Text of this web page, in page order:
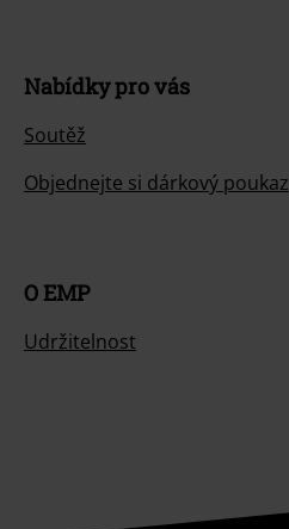
Nabídky pro vás
Soutěž
Objednejte si dárkový poukaz
O EMP
Udržitelnost